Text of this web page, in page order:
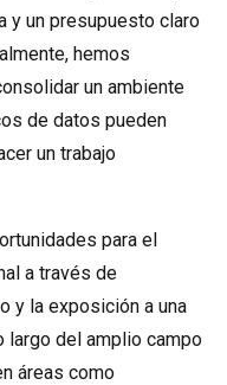
y un presupuesto claro
hemos
un ambiente
de datos pueden
un trabajo
para el
a través de
y la exposición a una
largo del amplio campo
áreas como